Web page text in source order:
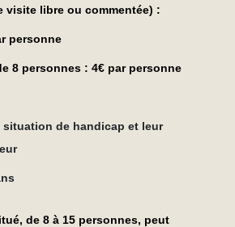
visite libre ou commentée) :
personne
8 personnes : 4€ par personne
situation de handicap et leur
de 8 à 15 personnes, peut